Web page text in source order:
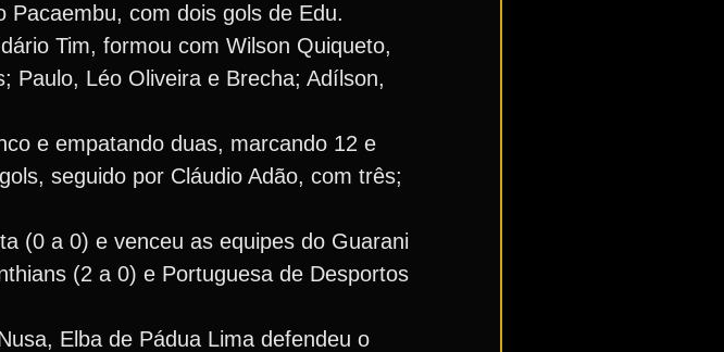
com dois gols de Edu.
Tim, formou com Wilson Quiqueto,
Paulo, Léo Oliveira e Brecha; Adílson,
e empatando duas, marcando 12 e
seguido por Cláudio Adão, com três;
(0 a 0) e venceu as equipes do Guarani
(2 a 0) e Portuguesa de Desportos
Elba de Pádua Lima defendeu o